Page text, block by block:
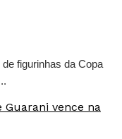
figurinhas da Copa